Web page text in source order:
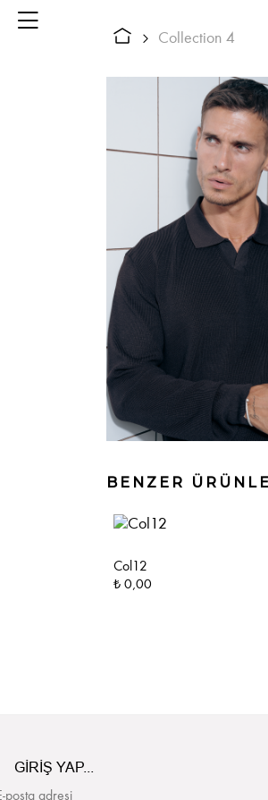
Collection 4
BENZER
Col12
₺ 0,00
GİRİŞ YAP...